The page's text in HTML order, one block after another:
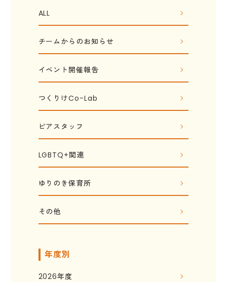
ALL
チームからのお知らせ
イベント開催報告
つくりけCo-Lab
ピアスタッフ
LGBTQ+関連
ゆりのき保育所
その他
年度別
2026年度